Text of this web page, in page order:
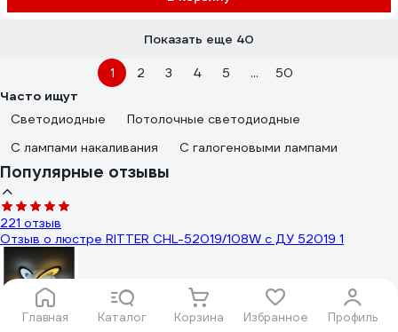
Главная Каталог Корзина Избранное Профиль
Показать еще 40
1 2 3 4 5 ...
50
Часто ищут
Светодиодные
Потолочные светодиодные
С лампами накаливания
С галогеновыми лампами
Популярные отзывы
221 отзыв
Отзыв о люстре RITTER CHL-52019/108W с ДУ 52019 1